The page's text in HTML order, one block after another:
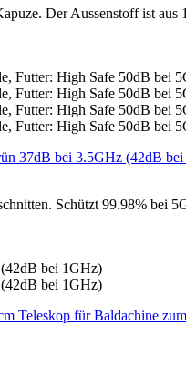
Der Aussenstoff ist
Schützt 99.98% bei